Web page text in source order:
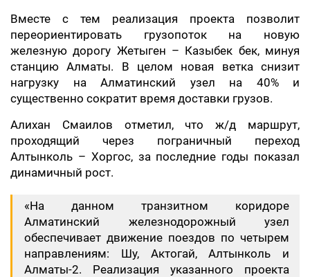
Вместе с тем реализация проекта позволит
переориентировать грузопоток на новую
железную дорогу Жетыген – Казыбек бек, минуя
станцию Алматы. В целом новая ветка снизит
нагрузку на Алматинский узел на 40% и
существенно сократит время доставки грузов.
Алихан Смаилов отметил, что ж/д маршрут,
проходящий через пограничный переход
Алтынколь – Хоргос, за последние годы показал
динамичный рост.
«На данном транзитном коридоре
Алматинский железнодорожный узел
обеспечивает движение поездов по четырем
направлениям: Шу, Актогай, Алтынколь и
Алматы-2. Реализация указанного проекта